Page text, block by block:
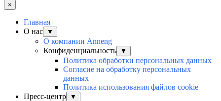
×
Главная
О нас
▼
О компании Anneng
Конфиденциальность
▼
Политика обработки персональных данных
Согласие на обработку персональных
данных
Политика использования файлов cookie
Пресс-центр
▼